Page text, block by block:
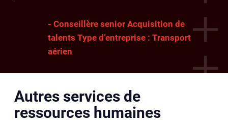
- Conseillère senior Acquisition de
talents Type d’entreprise : Transport
aérien
Autres services de
ressources humaines